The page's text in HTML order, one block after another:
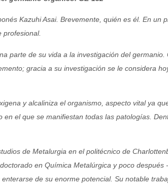
Kazuhi Asai. Brevemente, quién es él. En un
profesional.
parte de su vida a la investigación del germanio.
gracia a su investigación se le considera
y alcaliniza el organismo, aspecto vital ya
en el que se manifiestan todas las patologías.
de Metalurgia en el politécnico de
en Química Metalúrgica y poco después
de su enorme potencial. Su notable